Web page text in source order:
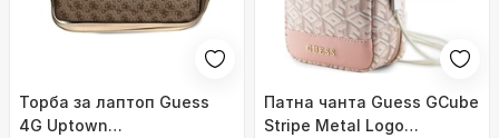
Торба за лаптоп Guess
4G Uptown
Патна чанта Guess GCube
Stripe Metal Logo